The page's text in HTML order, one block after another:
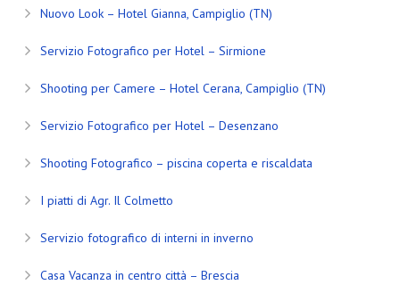
Nuovo Look – Hotel Gianna, Campiglio (TN)
Servizio Fotografico per Hotel – Sirmione
Shooting per Camere – Hotel Cerana, Campiglio (TN)
Servizio Fotografico per Hotel – Desenzano
Shooting Fotografico – piscina coperta e riscaldata
I piatti di Agr. Il Colmetto
Servizio fotografico di interni in inverno
Casa Vacanza in centro città – Brescia